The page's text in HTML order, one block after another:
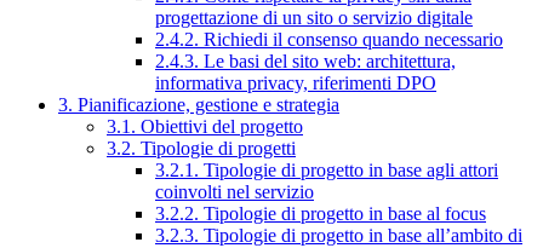
progettazione di un sito o servizio digitale
2.4.2. Richiedi il consenso quando necessario
2.4.3. Le basi del sito web: architettura,
informativa privacy, riferimenti DPO
3. Pianificazione, gestione e strategia
3.1. Obiettivi del progetto
3.2. Tipologie di progetti
3.2.1. Tipologie di progetto in base agli attori
coinvolti nel servizio
3.2.2. Tipologie di progetto in base al focus
3.2.3. Tipologie di progetto in base all’ambito di